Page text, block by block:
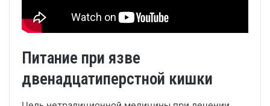
Питание при язве
двенадцатиперстной кишки